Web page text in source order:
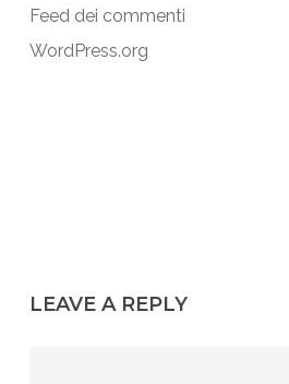
Feed dei commenti
WordPress.org
LEAVE A REPLY